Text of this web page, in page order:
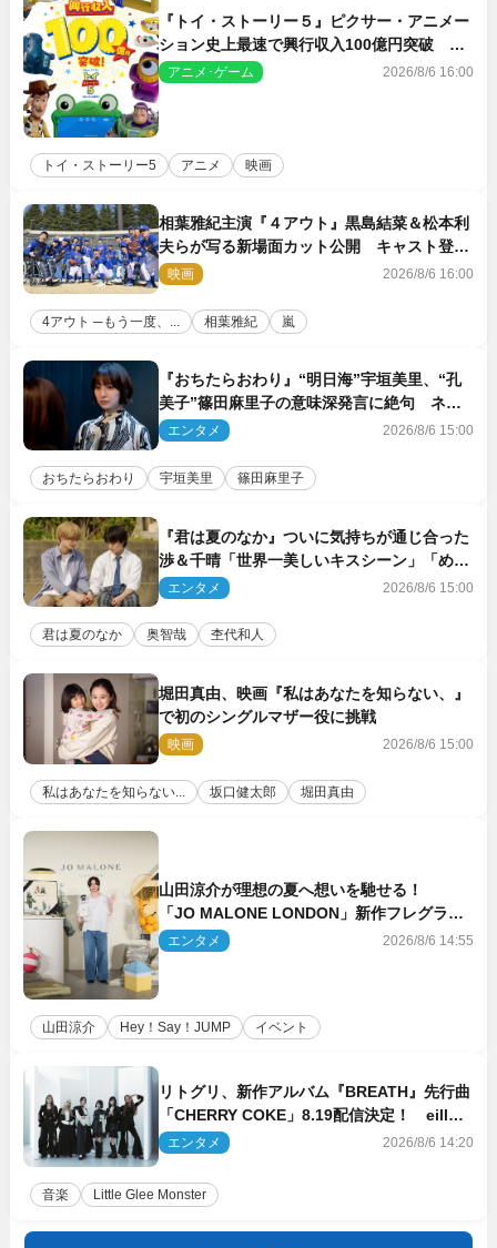
『トイ・ストーリー５』ピクサー・アニメー
ション史上最速で興行収入100億円突破 シ
リーズNo.1興収が目前
アニメ･ゲーム 2026/8/6 16:00
トイ・ストーリー5 アニメ 映画
相葉雅紀主演『４アウト』黒島結菜＆松本利
夫らが写る新場面カット公開 キャスト登壇
イベントも決定
映画 2026/8/6 16:00
4アウト ─もう一度、... 相葉雅紀 嵐
『おちたらおわり』“明日海”宇垣美里、“孔
美子”篠田麻里子の意味深発言に絶句 ネッ
ト驚き「まさか」「意外な展開」
エンタメ 2026/8/6 15:00
おちたらおわり 宇垣美里 篠田麻里子
『君は夏のなか』ついに気持ちが通じ合った
渉＆千晴「世界一美しいキスシーン」「めっ
ちゃキュン」反響続々
エンタメ 2026/8/6 15:00
君は夏のなか 奥智哉 杢代和人
堀田真由、映画『私はあなたを知らない、』
で初のシングルマザー役に挑戦
映画 2026/8/6 15:00
私はあなたを知らない... 坂口健太郎 堀田真由
山田涼介が理想の夏へ想いを馳せる！
「JO MALONE LONDON」新作フレグラン
スを体験
エンタメ 2026/8/6 14:55
山田涼介 Hey！Say！JUMP イベント
リトグリ、新作アルバム『BREATH』先行曲
「CHERRY COKE」8.19配信決定！ eill書
き下ろしのラブソング
エンタメ 2026/8/6 14:20
音楽 Little Glee Monster